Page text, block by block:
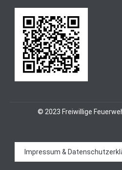
© 2023 Freiwillige
Impressum &